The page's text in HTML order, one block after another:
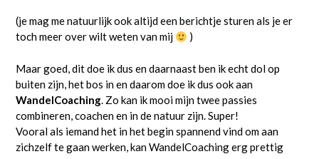
(je mag me natuurlijk ook altijd een berichtje sturen als je er
toch meer over wilt weten van mij
)
Maar goed, dit doe ik dus en daarnaast ben ik echt dol op
buiten zijn, het bos in en daarom doe ik dus ook aan
WandelCoaching. Zo kan ik mooi mijn twee passies
combineren, coachen en in de natuur zijn. Super!
Vooral als iemand het in het begin spannend vind om aan
zichzelf te gaan werken, kan WandelCoaching erg prettig